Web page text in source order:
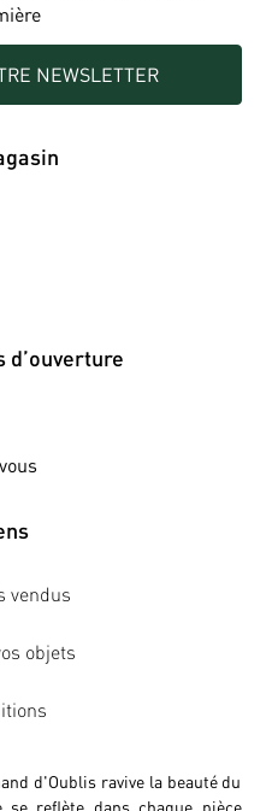
NEWSLETTER
d’ouverture
vendus
objets
d'Oublis ravive la beauté du
se reflète dans chaque pièce